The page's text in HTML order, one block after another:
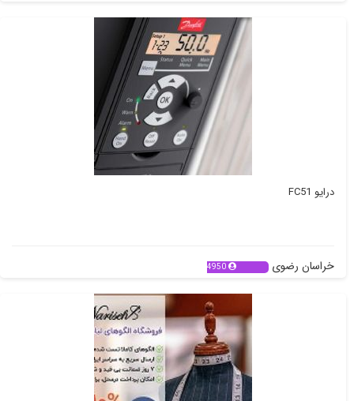
درایو FC51
خراسان رضوی 4950